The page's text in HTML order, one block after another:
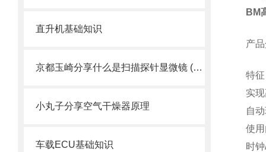
直升机基础知识
京都玉崎分享什么是扫描探针显微镜 (SPM)？
小丸子分享空气干燥器原理
车载ECU基础知识
BM
产
特征
实
自
使
时